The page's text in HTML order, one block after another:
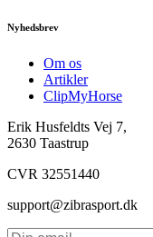
Nyhedsbrev
Om os
Artikler
ClipMyHorse
Erik Husfeldts Vej 7,
2630 Taastrup
CVR 32551440
support@zibrasport.dk